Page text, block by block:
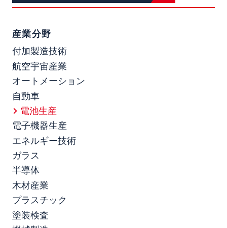
産業分野
付加製造技術
航空宇宙産業
オートメーション
自動車
電池生産
電子機器生産
エネルギー技術
ガラス
半導体
木材産業
プラスチック
塗装検査